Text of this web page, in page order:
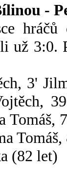
-
už 3:0.
3'
(82 let)